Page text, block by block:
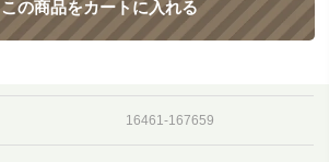
この商品をカートに入れる
16461-167659